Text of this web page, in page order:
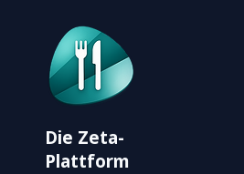
Die Zeta-
Plattform